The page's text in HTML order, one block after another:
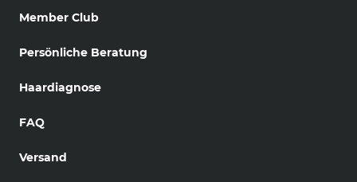
Member Club
Persönliche Beratung
Haardiagnose
FAQ
Versand